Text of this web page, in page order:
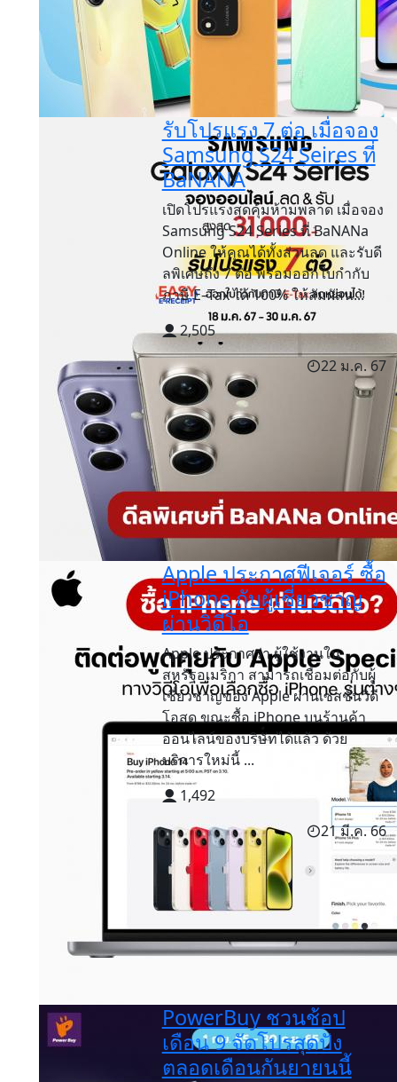
รับโปรแรง 7 ต่อ เมื่อจอง
Samsung S24 Seires ที่
BaNANA
เปิดโปรแรงสุดคุ้มห้ามพลาด เมื่อจอง
Samsung S24 Series ที่ BaNANa
Online ให้คุณได้ทั้งส่วนลด และรับดี
ลพิเศษถึง 7 ต่อ พร้อมออกใบกำกับ
ภาษี E–Tax ได้ 100% ให้สัมผัสน...
2,505
22 ม.ค. 67
Apple ประกาศฟีเจอร์ ซื้อ
iPhone กับผู้เชี่ยวชาญ
ผ่านวิดีโอ
Apple ประกาศว่า ผู้ใช้งานใน
สหรัฐอเมริกา สามารถเชื่อมต่อกับผู้
เชี่ยวชาญของ Apple ผ่านเซสชั่นวิดี
โอสด ขณะซื้อ iPhone บนร้านค้า
ออนไลน์ของบริษัทได้แล้ว ด้วย
บริการใหม่นี้ ...
1,492
21 มี.ค. 66
PowerBuy ชวนช้อป
เดือน 9 จัดโปรสุดปัง
ตลอดเดือนกันยายนนี้